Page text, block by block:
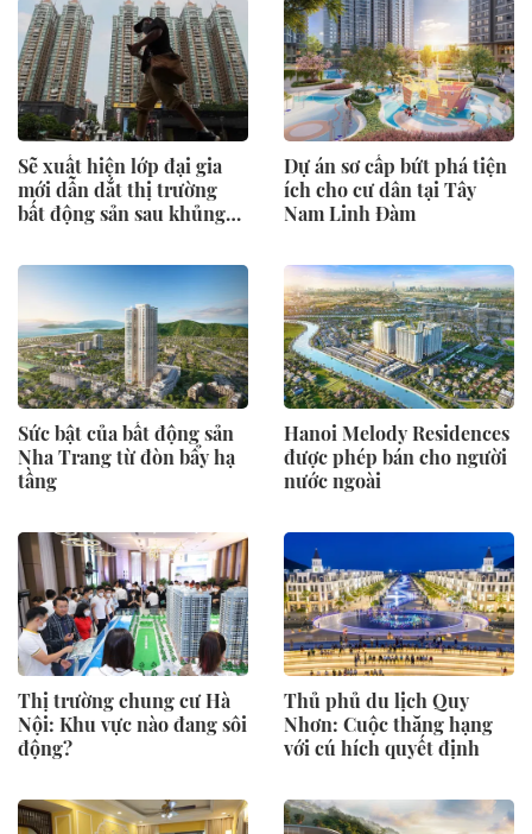
Sẽ xuất hiện lớp đại gia
mới dẫn dắt thị trường
bất động sản sau khủng
Dự án sơ cấp bứt phá tiện
ích cho cư dân tại Tây
Nam Linh Đàm
Sức bật của bất động sản
Nha Trang từ đòn bẩy hạ
tầng
Hanoi Melody Residences
được phép bán cho người
nước ngoài
Thị trường chung cư Hà
Nội: Khu vực nào đang sôi
động?
Thủ phủ du lịch Quy
Nhơn: Cuộc thăng hạng
với cú hích quyết định